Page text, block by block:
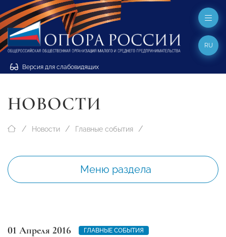
Версия для слабовидящих
RU
НОВОСТИ
Новости Главные события
Меню раздела
01 Апреля 2016 ГЛАВНЫЕ СОБЫТИЯ